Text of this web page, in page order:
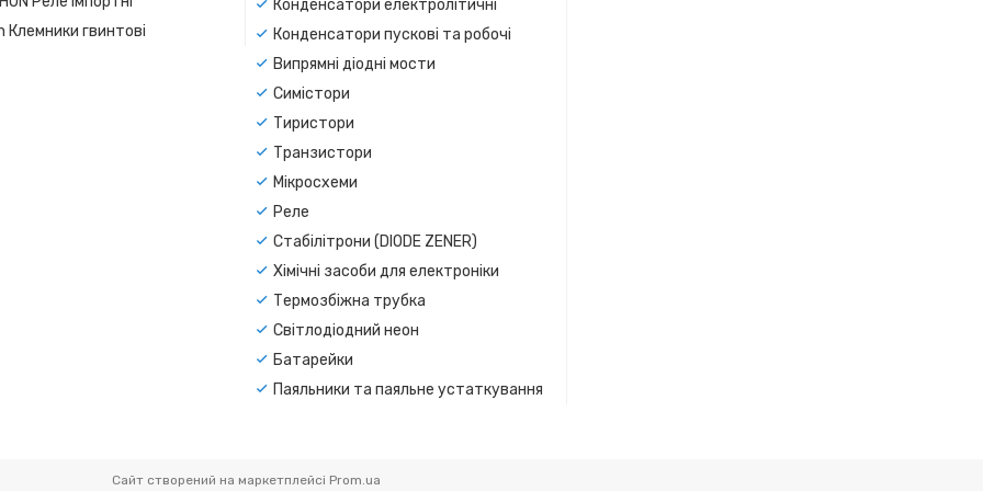
Клемники гвинтові
Конденсатори електролітичні
Конденсатори пускові та робочі
Випрямні діодні мости
Симістори
Тиристори
Транзистори
Мікросхеми
Реле
Стабілітрони (DIODE ZENER)
Хімічні засоби для електроніки
Термозбіжна трубка
Світлодіодний неон
Батарейки
Паяльники та паяльне устаткування
Сайт створений на маркетплейсі Prom.ua